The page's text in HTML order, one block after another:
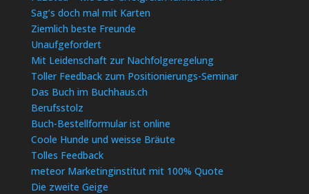
Sag’s doch mal mit Karten
Ziemlich beste Freunde
Unaufgefordert
Mit Leidenschaft zur Nachfolgeregelung
Toller Feedback zum Positionierungs-Seminar
Das Buch im Buchhaus.ch
Berufsstolz
Buch-Bestellformular ist online
Coole Hunde und weisse Bräute
Tolles Feedback
meteor Marketinginstitut mit 100% Quote
Die zweite Geige